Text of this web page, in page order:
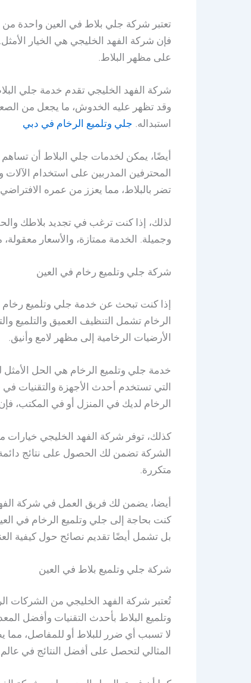
تعتبر شركة جلي بلاط في العين واحدة من
فإن شركة الفهد الخليجي هي الخيار
على مظهر البلاط.
شركة الفهد الخليجي تقدم خدمة جلي
وقد تظهر عليه الخدوش، ما يجعل من
استبداله. جلي وتلميع الرخام في دبي
أيضًا، يمكن لخدمات جلي البلاط أن
المحترفين المدربين على استخدام
تضر بالبلاط، مما يعزز من عمره
لذلك، إذا كنت ترغب في تجديد بلاطك
وجميلة. الخدمة ممتازة، والأسعار معقولة،
شركة جلي وتلميع رخام في العين
إذا كنت تبحث عن خدمة جلي وتلميع رخام
الرخام تشمل التنظيف العميق والتلميع
الأرضيات الرخامية إلى مظهر لامع وأنيق.
خدمة جلي وتلميع الرخام هي الحل الأمثل
التي تستخدم أحدث الأجهزة والتقنيات
الرخام لديك في المنزل أو في المكتب،
كذلك، توفر شركة الفهد الخليجي خيارات
الشركة تضمن لك الحصول على نتائج
متكررة.
أيضا، يضمن لك فريق العمل في شركة
كنت بحاجة إلى جلي وتلميع الرخام في
بل تشمل أيضًا تقديم نصائح حول كيفية
شركة جلي وتلميع بلاط في العين
تُعتبر شركة الفهد الخليجي من الشركات
وتلميع البلاط بأحدث التقنيات وأفضل
لا تسبب أي ضرر للبلاط أو للمفاصل،
المثالي لتحصل على أفضل النتائج في